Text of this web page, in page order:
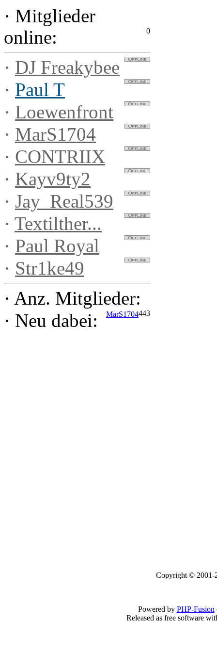
· Mitglieder
online:
0
· DJ Freakybee
· Paul T
· Loewenfront
· MarS1704
· CONTRIIX
· Kayv9ty2
· Jay_Real539
· Textilther...
· Paul Royal
· Str1ke49
· Anz. Mitglieder:
443
· Neu dabei: MarS1704
Copyright © 2001-
Powered by PHP-Fusion
Released as free software